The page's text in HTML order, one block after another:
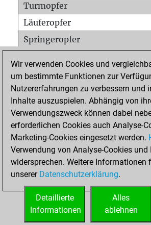
Turmopfer
Läuferopfer
Springeropfer
Matt auf vollem Brett
Bauer setzt Matt
Erstickte Matts
Unterverwandlungen
Türme auf der siebten
STARTSEITE
Wir verwenden Cookies und
um bestimmte Funktionen zur
Nutzererfahrungen zu verbessern und
Inhalte auszuspielen. Abhängig von
Verwendungszweck können dabei
erforderlichen Cookies auch Analyse-
Marketing-Cookies eingesetzt werden.
Verwendung von Analyse-Cookies
widersprechen. Weitere Informationen
unserer Datenschutzerklärung.
Alles
ablehnen
Detaillierte
Informationen